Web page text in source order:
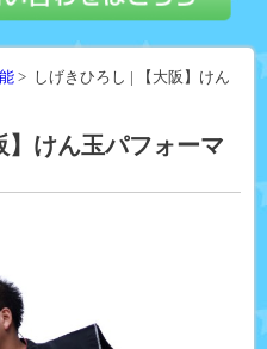
> しげきひろし | 【大阪】けん
】けん玉パフォーマ